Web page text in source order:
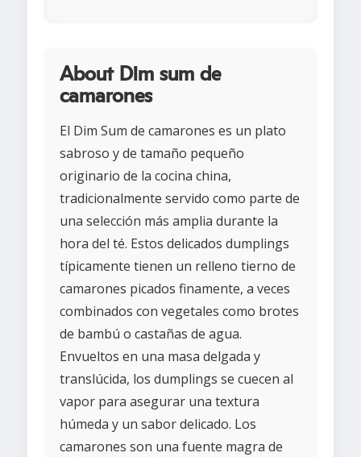
About Dim sum de
camarones
El Dim Sum de camarones es un plato
sabroso y de tamaño pequeño
originario de la cocina china,
tradicionalmente servido como parte de
una selección más amplia durante la
hora del té. Estos delicados dumplings
típicamente tienen un relleno tierno de
camarones picados finamente, a veces
combinados con vegetales como brotes
de bambú o castañas de agua.
Envueltos en una masa delgada y
translúcida, los dumplings se cuecen al
vapor para asegurar una textura
húmeda y un sabor delicado. Los
camarones son una fuente magra de